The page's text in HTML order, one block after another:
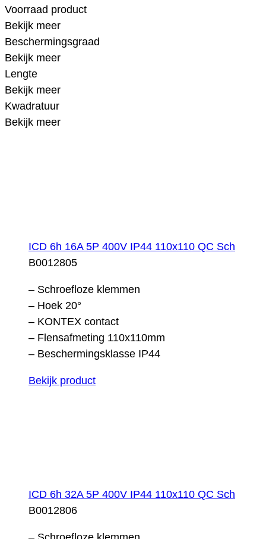
Voorraad product
Bekijk meer
Beschermingsgraad
Bekijk meer
Lengte
Bekijk meer
Kwadratuur
Bekijk meer
ICD 6h 16A 5P 400V IP44 110x110 QC Sch
B0012805
– Schroefloze klemmen
– Hoek 20°
– KONTEX contact
– Flensafmeting 110x110mm
– Beschermingsklasse IP44
Bekijk product
ICD 6h 32A 5P 400V IP44 110x110 QC Sch
B0012806